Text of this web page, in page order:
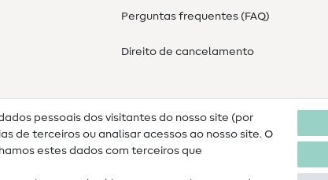
Perguntas frequentes (FAQ)
Direito de cancelamento
pessoais dos visitantes do nosso site (por
de terceiros ou analisar acessos ao nosso site. O
estes dados com terceiros que